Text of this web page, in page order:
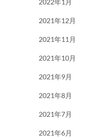
2022年1月
2021年12月
2021年11月
2021年10月
2021年9月
2021年8月
2021年7月
2021年6月